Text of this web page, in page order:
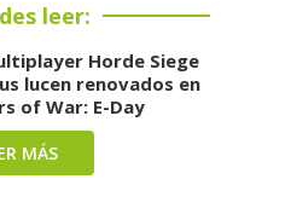
leer:
Horde Siege
lucen renovados en
of War: E-Day
MÁS